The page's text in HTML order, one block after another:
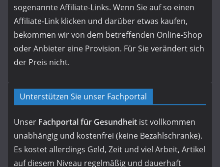
sogenannte Affiliate-Links. Wenn Sie auf so einen
Affiliate-Link klicken und darüber etwas kaufen,
bekommen wir von dem betreffenden Online-Shop
oder Anbieter eine Provision. Für Sie verändert sich
der Preis nicht.
Unterstützen Sie unser Fachportal
Unser Fachportal für Gesundheit ist vollkommen
unabhängig und kostenfrei (keine Bezahlschranke).
Es kostet allerdings Geld, Zeit und viel Arbeit, Artikel
auf diesem Niveau regelmäßig und dauerhaft